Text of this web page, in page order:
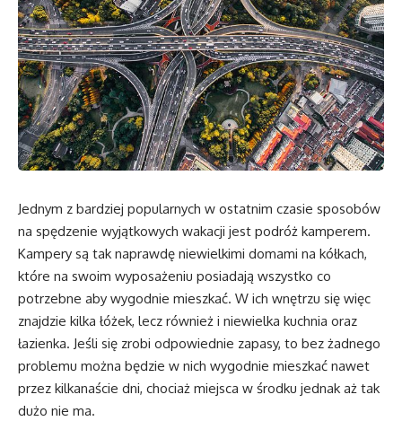
Jednym z bardziej popularnych w ostatnim czasie sposobów
na spędzenie wyjątkowych wakacji jest podróż kamperem.
Kampery są tak naprawdę niewielkimi domami na kółkach,
które na swoim wyposażeniu posiadają wszystko co
potrzebne aby wygodnie mieszkać. W ich wnętrzu się więc
znajdzie kilka łóżek, lecz również i niewielka kuchnia oraz
łazienka. Jeśli się zrobi odpowiednie zapasy, to bez żadnego
problemu można będzie w nich wygodnie mieszkać nawet
przez kilkanaście dni, chociaż miejsca w środku jednak aż tak
dużo nie ma.